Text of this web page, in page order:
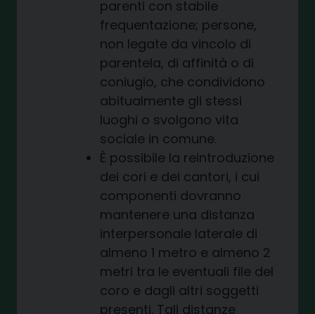
parenti con stabile
frequentazione; persone,
non legate da vincolo di
parentela, di affinità o di
coniugio, che condividono
abitualmente gli stessi
luoghi o svolgono vita
sociale in comune.
È possibile la reintroduzione
dei cori e dei cantori, i cui
componenti dovranno
mantenere una distanza
interpersonale laterale di
almeno 1 metro e almeno 2
metri tra le eventuali file del
coro e dagli altri soggetti
presenti. Tali distanze